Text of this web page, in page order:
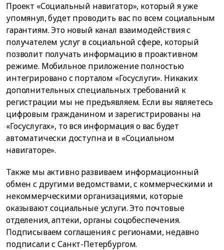
Проект «Социальный навигатор», который я уже
упомянул, будет проводить вас по всем социальным
гарантиям. Это новый канал взаимодействия с
получателем услуг в социальной сфере, который
позволит получать информацию в проактивном
режиме. Мобильное приложение полностью
интегрировано с порталом «Госуслуги». Никаких
дополнительных специальных требований к
регистрации мы не предъявляем. Если вы являетесь
цифровым гражданином и зарегистрированы на
«Госуслугах», то вся информация о вас будет
автоматически доступна и в «Социальном
навигаторе».
Также мы активно развиваем информационный
обмен с другими ведомствами, с коммерческими и
некоммерческими организациями, которые
оказывают социальные услуги. Это почтовые
отделения, аптеки, органы соцобеспечения.
Подписываем соглашения с регионами, недавно
подписали с Санкт-Петербургом.